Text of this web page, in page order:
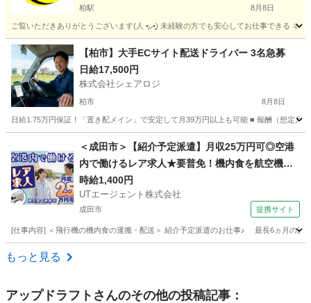
柏駅 8月8日
ご覧いただきありがとうございます(⁠人⁠ ⁠•͈⁠ᴗ⁠•͈⁠) 未経験の方でも安心してお仕事できる
千葉 柏市 柏駅 ドライバー 業務委託契約
【柏市】大手ECサイト配送ドライバー 3名急募
日給17,500円
株式会社シェアロジ
柏市 8月8日
日給1.75万円保証！「置き配メイン」で安定して月39万円以上も可能 ■ 報酬（想定
ドライバー 置き配
＜成田市＞【紹介予定派遣】月収25万円可◎空港
内で働けるレア求人★要普免！機内食を航空機へ
搬入するお仕事！【履歴書不要☆オンライン面接
OK】【入社キャンペーン実施中！】
時給1,400円
UTエージェント株式会社
成田市 提携サイト
[仕事内容] ＜飛行機の機内食の運搬・配送＞ 紹介予定派遣のお仕事♪ 最長6ヵ月の
千葉 成田市
もっと見る
アップドラフト さんのその他の投稿記事：